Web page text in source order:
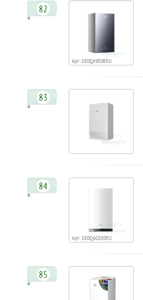
82
Арт: GE0Q69E0BRU
83
84
Арт: GE0Q6GE08RU
85